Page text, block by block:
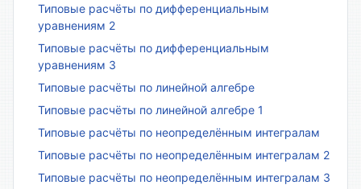
Типовые расчёты по дифференциальным
уравнениям 2
Типовые расчёты по дифференциальным
уравнениям 3
Типовые расчёты по линейной алгебре
Типовые расчёты по линейной алгебре 1
Типовые расчёты по неопределённым интегралам
Типовые расчёты по неопределённым интегралам 2
Типовые расчёты по неопределённым интегралам 3